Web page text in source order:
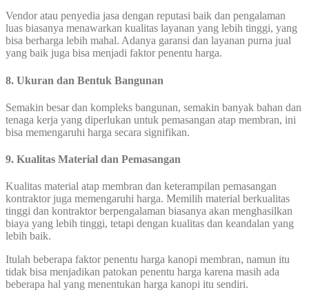
Vendor atau penyedia jasa dengan reputasi baik dan pengalaman
luas biasanya menawarkan kualitas layanan yang lebih tinggi, yang
bisa berharga lebih mahal. Adanya garansi dan layanan purna jual
yang baik juga bisa menjadi faktor penentu harga.
8. Ukuran dan Bentuk Bangunan
Semakin besar dan kompleks bangunan, semakin banyak bahan dan
tenaga kerja yang diperlukan untuk pemasangan atap membran, ini
bisa memengaruhi harga secara signifikan.
9. Kualitas Material dan Pemasangan
Kualitas material atap membran dan keterampilan pemasangan
kontraktor juga memengaruhi harga. Memilih material berkualitas
tinggi dan kontraktor berpengalaman biasanya akan menghasilkan
biaya yang lebih tinggi, tetapi dengan kualitas dan keandalan yang
lebih baik.
Itulah beberapa faktor penentu harga kanopi membran, namun itu
tidak bisa menjadikan patokan penentu harga karena masih ada
beberapa hal yang menentukan harga kanopi itu sendiri.